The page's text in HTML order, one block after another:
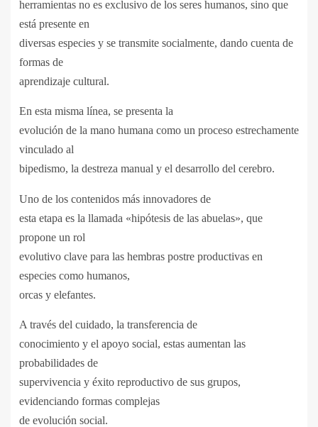
herramientas no es exclusivo de los seres humanos, sino que
está presente en
diversas especies y se transmite socialmente, dando cuenta de
formas de
aprendizaje cultural.
En esta misma línea, se presenta la
evolución de la mano humana como un proceso estrechamente
vinculado al
bipedismo, la destreza manual y el desarrollo del cerebro.
Uno de los contenidos más innovadores de
esta etapa es la llamada «hipótesis de las abuelas», que
propone un rol
evolutivo clave para las hembras postre productivas en
especies como humanos,
orcas y elefantes.
A través del cuidado, la transferencia de
conocimiento y el apoyo social, estas aumentan las
probabilidades de
supervivencia y éxito reproductivo de sus grupos,
evidenciando formas complejas
de evolución social.